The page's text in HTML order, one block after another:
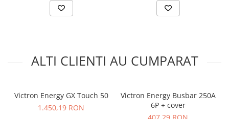
ALTI CLIENTI AU CUMPARAT
Victron Energy GX Touch 50
1.450,19 RON
Victron Energy Busbar 250A
6P + cover
407,29 RON